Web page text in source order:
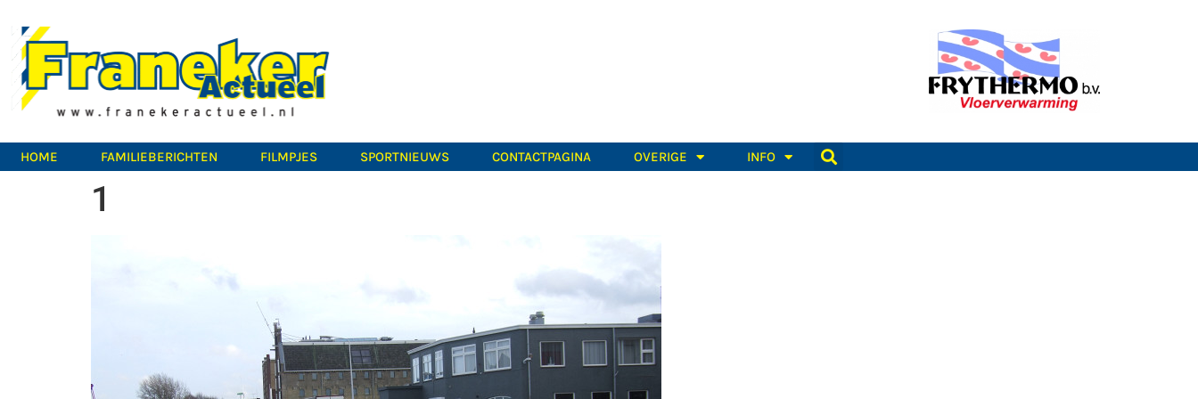
HOME FAMILIEBERICHTEN FILMPJES SPORTNIEUWS CONTACTPAGINA OVERIGE INFO
1